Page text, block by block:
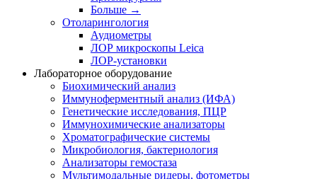
Больше →
Отоларингология
Аудиометры
ЛОР микроскопы Leica
ЛОР-установки
Лабораторное оборудование
Биохимический анализ
Иммуноферментный анализ (ИФА)
Генетические исследования, ПЦР
Иммунохимические анализаторы
Хроматографические системы
Микробиология, бактериология
Анализаторы гемостаза
Мультимодальные ридеры, фотометры